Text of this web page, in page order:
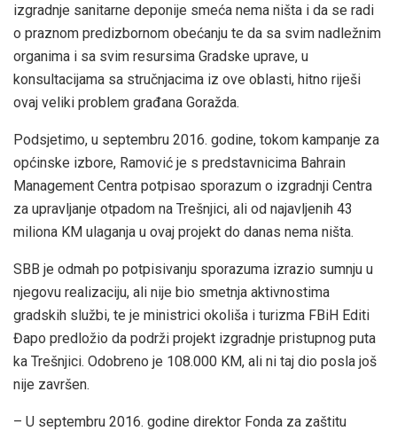
izgradnje sanitarne deponije smeća nema ništa i da se radi
o praznom predizbornom obećanju te da sa svim nadležnim
organima i sa svim resursima Gradske uprave, u
konsultacijama sa stručnjacima iz ove oblasti, hitno riješi
ovaj veliki problem građana Goražda.
Podsjetimo, u septembru 2016. godine, tokom kampanje za
općinske izbore, Ramović je s predstavnicima Bahrain
Management Centra potpisao sporazum o izgradnji Centra
za upravljanje otpadom na Trešnjici, ali od najavljenih 43
miliona KM ulaganja u ovaj projekt do danas nema ništa.
SBB je odmah po potpisivanju sporazuma izrazio sumnju u
njegovu realizaciju, ali nije bio smetnja aktivnostima
gradskih službi, te je ministrici okoliša i turizma FBiH Editi
Đapo predložio da podrži projekt izgradnje pristupnog puta
ka Trešnjici. Odobreno je 108.000 KM, ali ni taj dio posla još
nije završen.
– U septembru 2016. godine direktor Fonda za zaštitu